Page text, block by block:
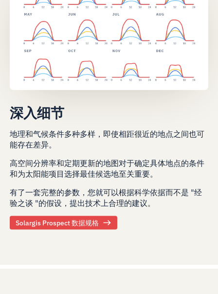
深入细节
地理和气候条件多种多样，即使相距很近的地点之间也可
能存在差异。
高空间分辨率和定期更新的地图对于确定具体地点的条件
和为太阳能项目选择最佳候选地至关重要。
有了一套完整的参数，您就可以根据科学依据而不是 "经
验之谈 "的假设，提出技术上合理的建议。
Solargis Prospect 数据规格